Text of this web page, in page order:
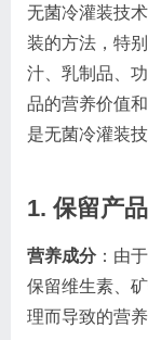
无菌冷灌装技
装的方法，特
汁、乳制品、
品的营养价值
是无菌冷灌装
1. 保留产
营养成分：由
保留维生素、
理而导致的营养